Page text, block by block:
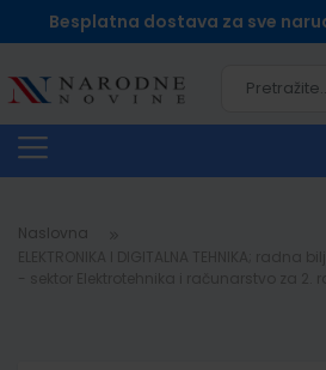
Besplatna dostava za sve
Naslovna